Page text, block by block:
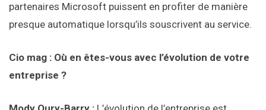
partenaires Microsoft puissent en profiter de manière
presque automatique lorsqu’ils souscrivent au service.
Cio mag : Où en êtes-vous avec l’évolution de votre
entreprise ?